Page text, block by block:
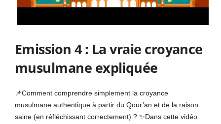
Emission 4 : La vraie croyance
musulmane expliquée
📌Comment comprendre simplement la croyance
musulmane authentique à partir du Qour’an et de la raison
saine (en réfléchissant correctement) ? ✨Dans cette vidéo